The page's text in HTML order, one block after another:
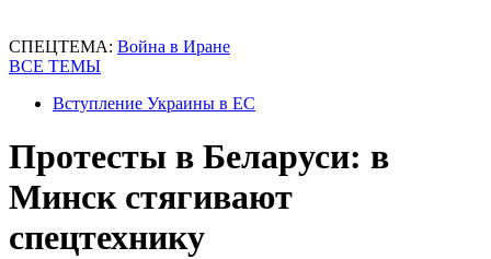
СПЕЦТЕМА: Война в Иране
ВСЕ ТЕМЫ
Вступление Украины в ЕС
Протесты в Беларуси: в
Минск стягивают
спецтехнику